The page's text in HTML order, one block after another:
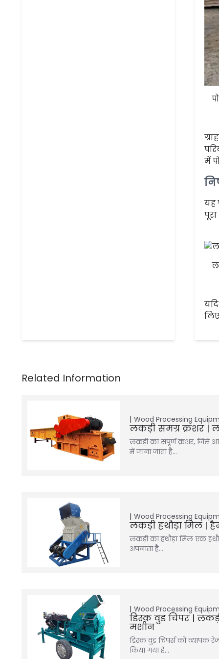
में
यह
Wood Processing
लकड़ी समग्र क्रशर |
लकड़ी का संपूर्ण क्रशर,
में जाना जाता है…
Wood Processing
लकड़ी हथौड़ा मिल |
लकड़ी का हथौड़ा मिल एक
अपनाता है…
Wood Processing
डिस्क वुड चिपर |
मशीन
डिस्क वुड चिपर्स को व्यापक
किया गया है…